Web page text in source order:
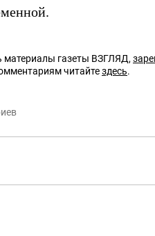
газеты ВЗГЛЯД,
читайтездесь.